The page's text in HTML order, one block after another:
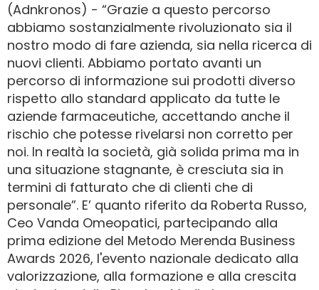
(Adnkronos) - “Grazie a questo percorso
abbiamo sostanzialmente rivoluzionato sia il
nostro modo di fare azienda, sia nella ricerca di
nuovi clienti. Abbiamo portato avanti un
percorso di informazione sui prodotti diverso
rispetto allo standard applicato da tutte le
aziende farmaceutiche, accettando anche il
rischio che potesse rivelarsi non corretto per
noi. In realtà la società, già solida prima ma in
una situazione stagnante, è cresciuta sia in
termini di fatturato che di clienti che di
personale”. E’ quanto riferito da Roberta Russo,
Ceo Vanda Omeopatici, partecipando alla
prima edizione del Metodo Merenda Business
Awards 2026, l'evento nazionale dedicato alla
valorizzazione, alla formazione e alla crescita